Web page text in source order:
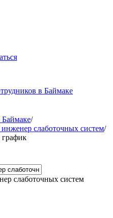
в Баймаке
/
слаботочных систем/
слаботочных систем